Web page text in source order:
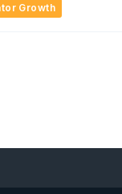
Growth